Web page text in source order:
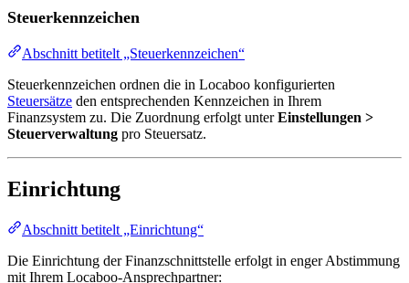
Steuerkennzeichen
Abschnitt betitelt „Steuerkennzeichen“
Steuerkennzeichen ordnen die in Locaboo konfigurierten
Steuersätze den entsprechenden Kennzeichen in Ihrem
Finanzsystem zu. Die Zuordnung erfolgt unterEinstellungen >
Steuerverwaltung pro Steuersatz.
Einrichtung
Abschnitt betitelt „Einrichtung“
Die Einrichtung der Finanzschnittstelle erfolgt in enger Abstimmung
mit Ihrem Locaboo-Ansprechpartner: